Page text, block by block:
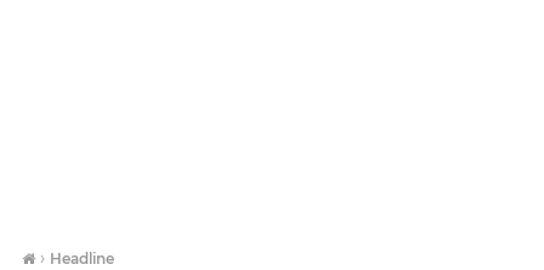
› Headline